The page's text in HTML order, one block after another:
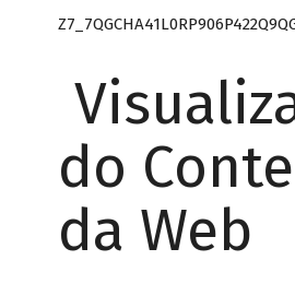
do
da Web